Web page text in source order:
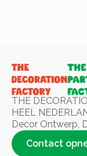
THE
HEEL
Decor Ontwerp,
Contact